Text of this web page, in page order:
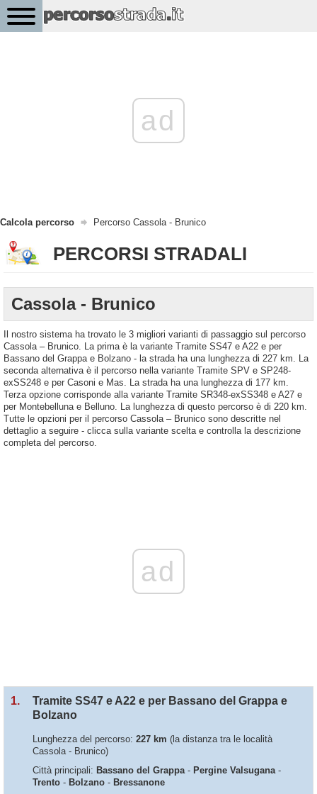
ad
Calcola percorso Percorso Cassola - Brunico
PERCORSI STRADALI
Cassola - Brunico
Il nostro sistema ha trovato le 3 migliori varianti di passaggio sul percorso
Cassola – Brunico. La prima è la variante Tramite SS47 e A22 e per
Bassano del Grappa e Bolzano - la strada ha una lunghezza di 227 km. La
seconda alternativa è il percorso nella variante Tramite SPV e SP248-
exSS248 e per Casoni e Mas. La strada ha una lunghezza di 177 km.
Terza opzione corrisponde alla variante Tramite SR348-exSS348 e A27 e
per Montebelluna e Belluno. La lunghezza di questo percorso è di 220 km.
Tutte le opzioni per il percorso Cassola – Brunico sono descritte nel
dettaglio a seguire - clicca sulla variante scelta e controlla la descrizione
completa del percorso.
ad
1.
Tramite SS47 e A22 e per Bassano del Grappa e
Bolzano
Lunghezza del percorso: 227 km (la distanza tra le località
Cassola - Brunico)
Città principali: Bassano del Grappa- Pergine Valsugana-
Trento - Bolzano - Bressanone